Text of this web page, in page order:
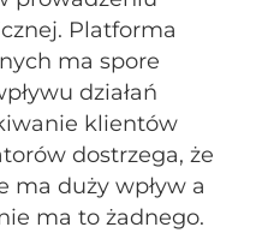
Platforma
ma spore
działań
klientów
dostrzega, że
ma duży wpływ a
ma to żadnego.